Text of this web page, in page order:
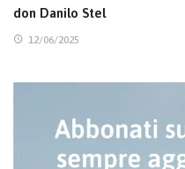
don Danilo Stel
12/06/2025